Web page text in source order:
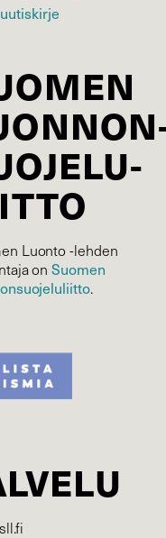
Luonto -lehden
onSuomen
.